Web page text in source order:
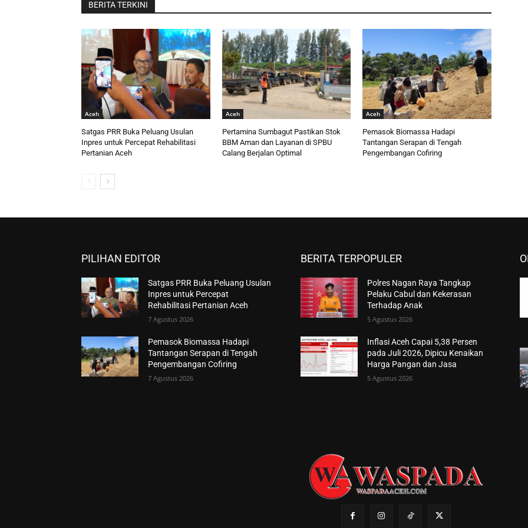
BERITA TERKINI
Aceh
Satgas PRR Buka Peluang Usulan
Inpres untuk Percepat Rehabilitasi
Pertanian Aceh
Aceh
Pertamina Sumbagut Pastikan Stok
BBM Aman dan Layanan di SPBU
Calang Berjalan Optimal
Aceh
Pemasok Biomassa Hadapi
Tantangan Serapan di Tengah
Pengembangan Cofiring
PILIHAN EDITOR
Satgas PRR Buka Peluang Usulan
Inpres untuk Percepat
Rehabilitasi Pertanian Aceh
7 Agustus 2026
Pemasok Biomassa Hadapi
Tantangan Serapan di Tengah
Pengembangan Cofiring
7 Agustus 2026
BERITA TERPOPULER
Polres Nagan Raya Tangkap
Pelaku Cabul dan Kekerasan
Terhadap Anak
5 Agustus 2026
Inflasi Aceh Capai 5,38 Persen
pada Juli 2026, Dipicu Kenaikan
Harga Pangan dan Jasa
5 Agustus 2026